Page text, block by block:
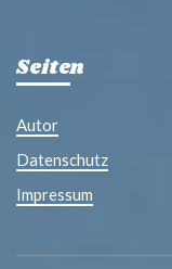
Seiten
Autor
Datenschutz
Impressum